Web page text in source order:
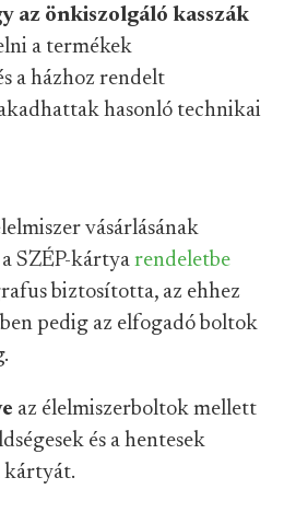
az önkiszolgáló kasszák
a termékek
a házhoz rendelt
hasonló technikai
vásárlásának
SZÉP-kártya rendeletbe
biztosította, az ehhez
pedig az elfogadó boltok
az élelmiszerboltok mellett
és a hentesek
kártyát.